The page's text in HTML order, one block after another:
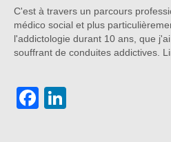
C'est à travers un parcours
médico social et plus
l'addictologie durant 10 ans, que
souffrant de conduites addictives.
Facebook